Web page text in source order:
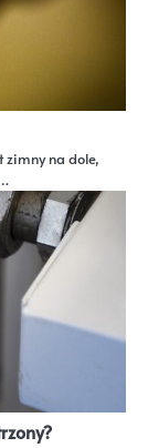
na dole,